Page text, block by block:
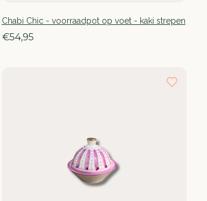
Chabi Chic - voorraadpot op voet - kaki strepen
€54,95